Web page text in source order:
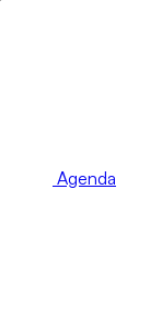
Agenda